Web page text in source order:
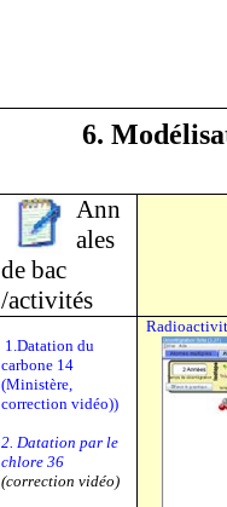
6.
Ann
ales
de bac
/activités
1.Datation du
carbone 14
(Ministère,
correction vidéo))
2. Datation par le
chlore 36
(correction vidéo)